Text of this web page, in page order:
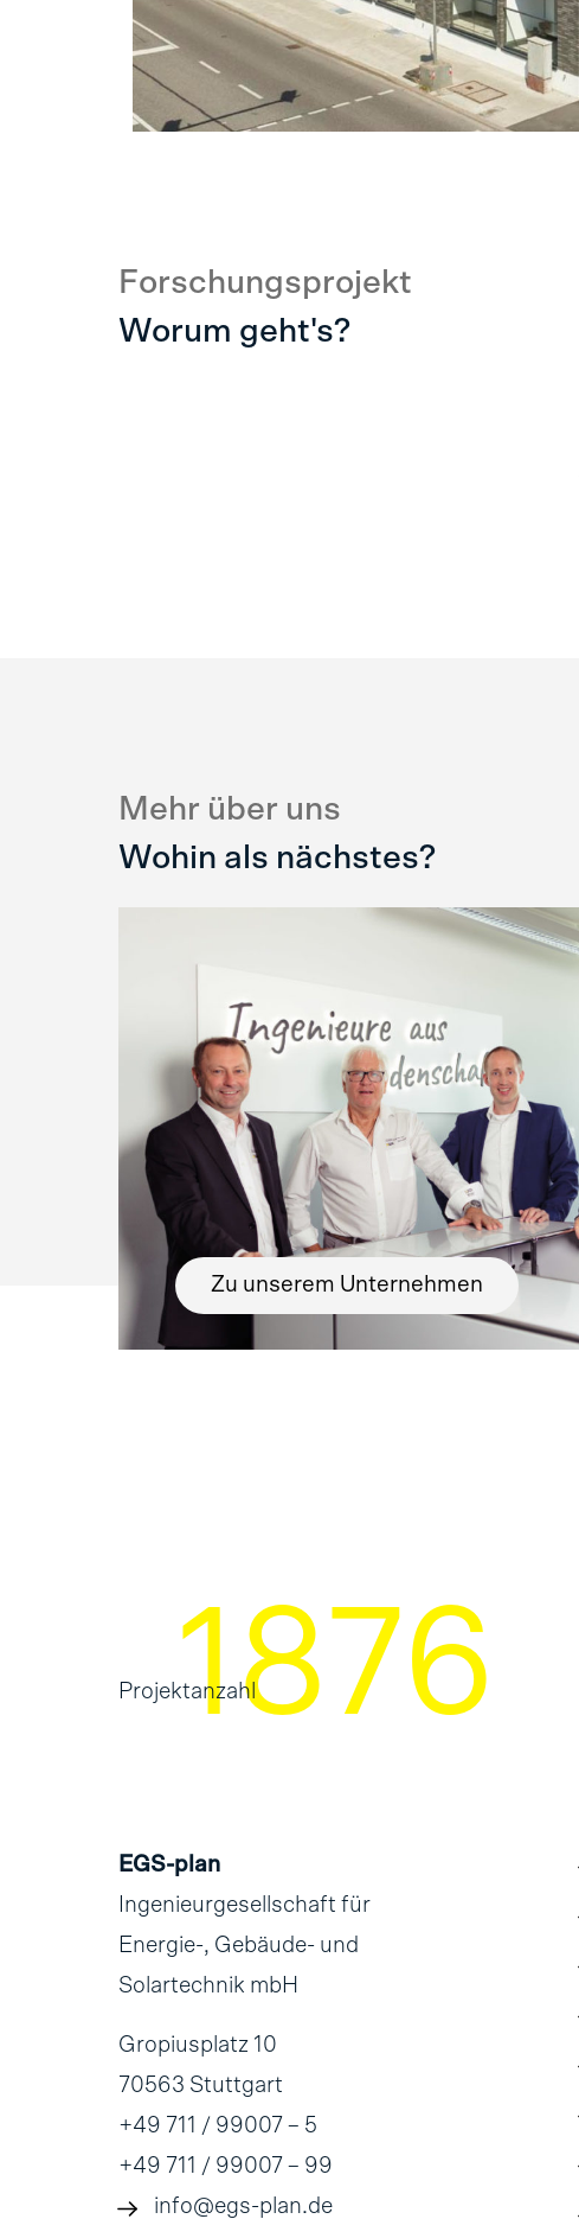
Forschungsprojekt
Worum geht's?
Mehr über uns
Wohin als nächstes?
Zu unserem Unternehmen
2475
Projektanzahl
EGS-plan
Ingenieurgesellschaft für
Energie-, Gebäude- und
Solartechnik mbH
Gropiusplatz 10
70563 Stuttgart
+49 711 / 99007 – 5
+49 711 / 99007 – 99
info@egs-plan.de